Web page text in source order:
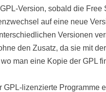
Version, sobald die
auf eine neue
Versionen
den Zusatz, da sie mit
man eine Kopie der GPL
lizenzierte Programme